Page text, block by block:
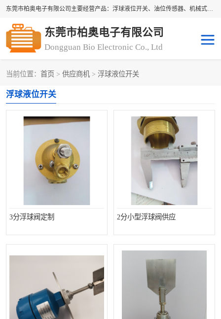
东莞市柏奥电子有限公司主要经营产品：浮球液位开关、油位传感器、机械式油表、浮球液位计、水位控制浮球阀、料位开关，水流开关、油水位控制配套仪表等。柏奥电子，您可信赖的合作伙伴
东莞市柏奥电子有限公司
Dongguan Bio Electronic Co., Ltd
当前位置： 首页 > 供应商机 > 浮球液位开关
浮球液位开关
3分浮球阀定制 2分小型浮球阀供应
机械式油表 水流开关
油位表
磁性浮球 浮球阀
磁翻板液位计 转速表